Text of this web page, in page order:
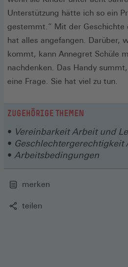
Unterstützung hätte ich so ein
gestemmt.“ Mit der Geschichte
hat alles angefangen. Darüber,
kommt, kann Annegret Schüle
nachdenken. Das Handy
eine Frage. Sie hat viel zu tun.
ZUGEHÖRIGE THEMEN
Vereinbarkeit Arbeit und
Geschlechtergerechtigkeit
Arbeitsbedingungen
merken
teilen